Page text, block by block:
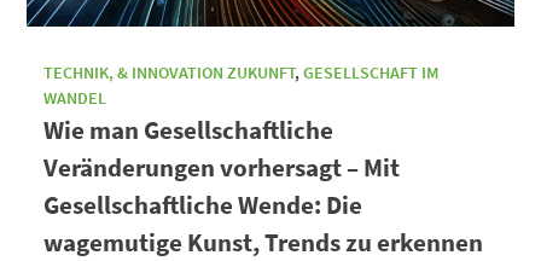
TECHNIK, & INNOVATION ZUKUNFT,GESELLSCHAFT IM
WANDEL
Wie man Gesellschaftliche
Veränderungen vorhersagt – Mit
Gesellschaftliche Wende: Die
wagemutige Kunst, Trends zu erkennen